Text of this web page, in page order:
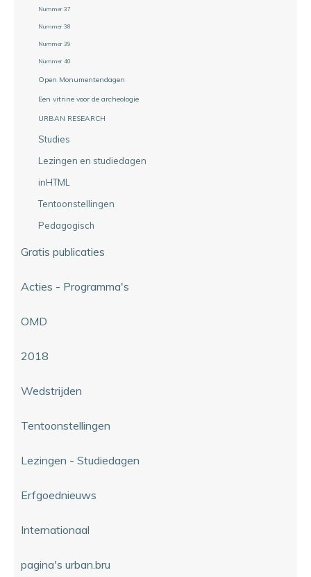
Nummer 37
Nummer 38
Nummer 39
Nummer 40
Open Monumentendagen
Een vitrine voor de archeologie
URBAN RESEARCH
Studies
Lezingen en studiedagen
inHTML
Tentoonstellingen
Pedagogisch
Gratis publicaties
Acties - Programma's
OMD
2018
Wedstrijden
Tentoonstellingen
Lezingen - Studiedagen
Erfgoednieuws
Internationaal
pagina's urban.bru